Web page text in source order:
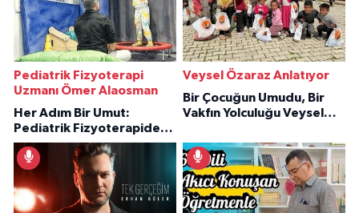
Pediatrik Fizyoterapi
Uzmanı Ömer Alaosman
Her Adım Bir Umut:
Pediatrik Fizyoterapiden
İlham Veren Hikâyeler
Veysel Özaraz Anlatıyor
Bir Çocuğun Umudu, Bir
Vakfın Yolculuğu Veysel